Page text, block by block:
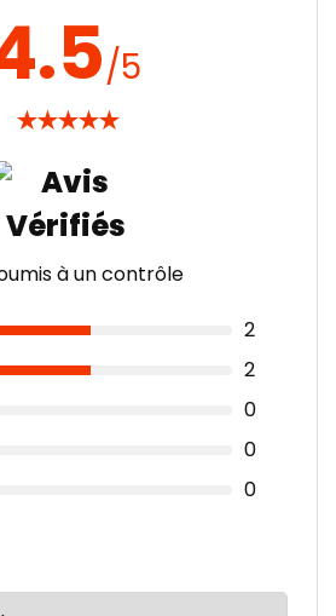
/5
★★★★★
à un contrôle
2
2
0
0
0